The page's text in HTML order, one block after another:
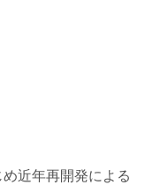
近年再開発による